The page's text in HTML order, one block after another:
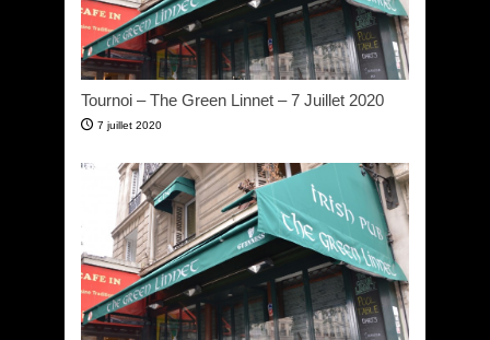
Tournoi – The Green Linnet – 7 Juillet 2020
7 juillet 2020